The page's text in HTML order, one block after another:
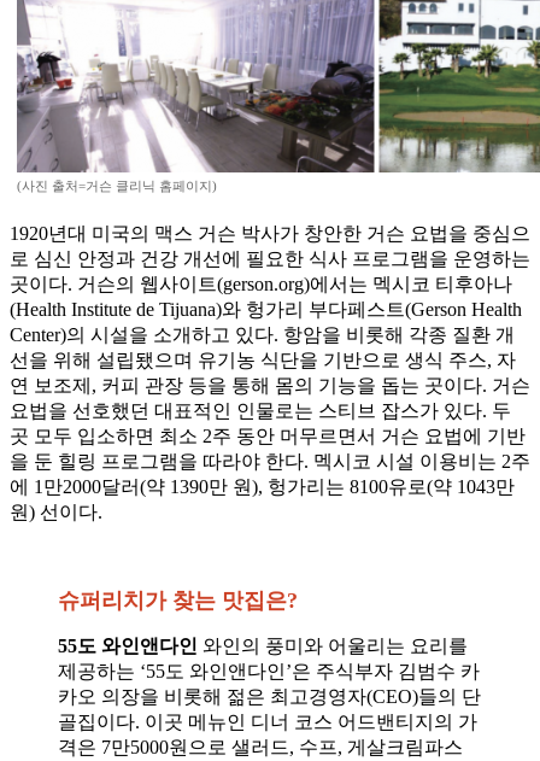
(사진 출처=거슨 클리닉 홈페이지)
1920년대 미국의 맥스 거슨 박사가 창안한 거슨 요법을 중심으
로 심신 안정과 건강 개선에 필요한 식사 프로그램을 운영하는
곳이다. 거슨의 웹사이트(gerson.org)에서는 멕시코 티후아나
(Health Institute de Tijuana)와 헝가리 부다페스트(Gerson Health
Center)의 시설을 소개하고 있다. 항암을 비롯해 각종 질환 개
선을 위해 설립됐으며 유기농 식단을 기반으로 생식 주스, 자
연 보조제, 커피 관장 등을 통해 몸의 기능을 돕는 곳이다. 거슨
요법을 선호했던 대표적인 인물로는 스티브 잡스가 있다. 두
곳 모두 입소하면 최소 2주 동안 머무르면서 거슨 요법에 기반
을 둔 힐링 프로그램을 따라야 한다. 멕시코 시설 이용비는 2주
에 1만2000달러(약 1390만 원), 헝가리는 8100유로(약 1043만
원) 선이다.
슈퍼리치가 찾는 맛집은?
55도 와인앤다인 와인의 풍미와 어울리는 요리를
제공하는 ‘55도 와인앤다인’은 주식부자 김범수 카
카오 의장을 비롯해 젊은 최고경영자(CEO)들의 단
골집이다. 이곳 메뉴인 디너 코스 어드밴티지의 가
격은 7만5000원으로 샐러드, 수프, 게살크림파스